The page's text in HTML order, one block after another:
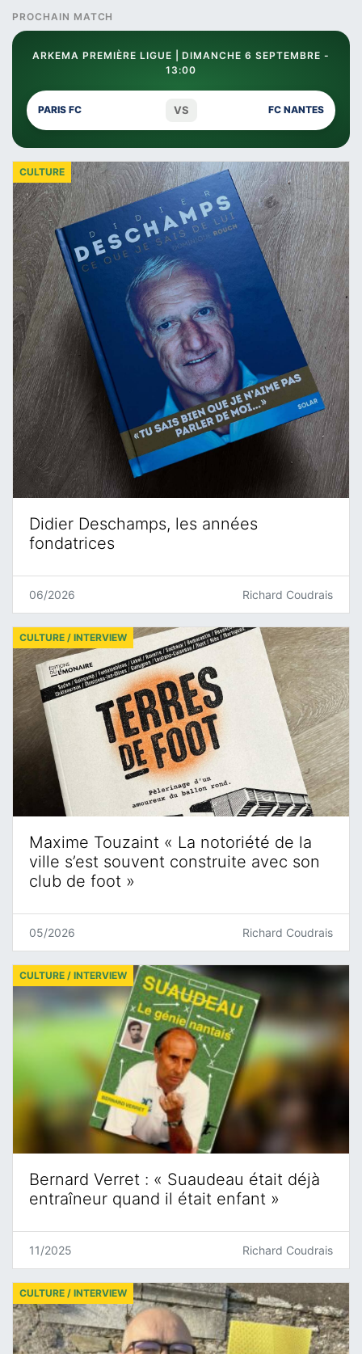
PROCHAIN MATCH
ARKEMA PREMIÈRE LIGUE | DIMANCHE 6 SEPTEMBRE -
13:00
PARIS FC VS FC NANTES
Didier Deschamps, les années
fondatrices
CULTURE
06/2026 Richard Coudrais
Maxime Touzaint « La notoriété de la
ville s’est souvent construite avec son
club de foot »
CULTURE / INTERVIEW
05/2026 Richard Coudrais
Bernard Verret : « Suaudeau était déjà
entraîneur quand il était enfant »
CULTURE / INTERVIEW
11/2025 Richard Coudrais
CULTURE / INTERVIEW